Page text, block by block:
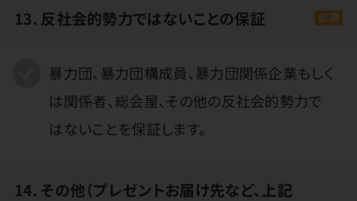
13. 反社会的勢力ではないことの保証 必須
暴力団、暴力団構成員、暴力団関係企業もしく
は関係者、総会屋、その他の反社会的勢力で
はないことを保証します。
14. その他（プレゼントお届け先など、上記